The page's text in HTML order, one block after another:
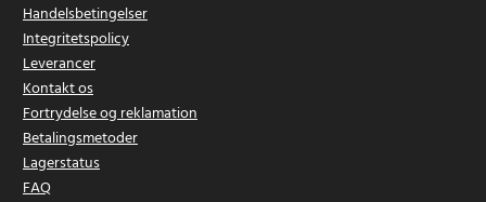
Handelsbetingelser
Integritetspolicy
Leverancer
Kontakt os
Fortrydelse og reklamation
Betalingsmetoder
Lagerstatus
FAQ